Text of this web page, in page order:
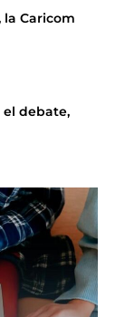
Caricom
debate,